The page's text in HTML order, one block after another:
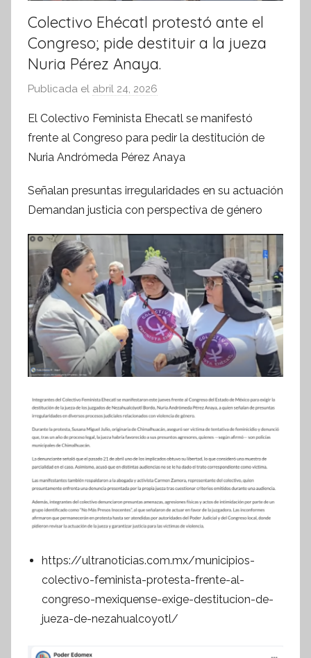
Colectivo Ehécatl protestó ante el
Congreso; pide destituir a la jueza
Nuria Pérez Anaya.
Publicada el abril 24, 2026
r
S
í
t
e
s
i
s
I
n
f
o
r
m
a
t
i
a
El Colectivo Feminista Ehecatl se manifestó
frente al Congreso para pedir la destitución de
Nuria Andrómeda Pérez Anaya
Señalan presuntas irregularidades en su actuación
Demandan justicia con perspectiva de género
https://ultranoticias.com.mx/municipios-
colectivo-feminista-protesta-frente-al-
congreso-mexiquense-exige-destitucion-de-
jueza-de-nezahualcoyotl/